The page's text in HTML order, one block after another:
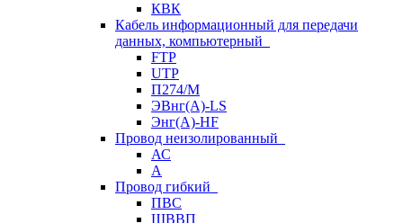
КВК
Кабель информационный для передачи
данных, компьютерный
FTP
UTP
П274/М
ЭВнг(А)-LS
Энг(А)-HF
Провод неизолированный
АС
А
Провод гибкий
ПВС
ШВВП